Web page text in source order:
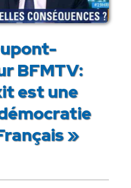
BFMTV:
est une
»